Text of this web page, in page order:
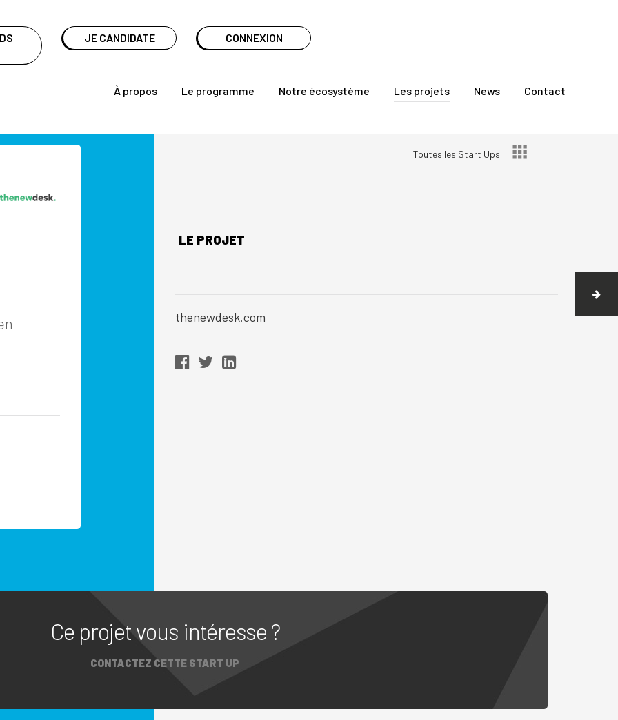
JE CANDIDATE CONNEXION
À propos Le programme Notre écosystème Les projets News Contact
Toutes les Start Ups
LE PROJET
thenewdesk.com
Ce projet vous intéresse ?
CONTACTEZ CETTE START UP